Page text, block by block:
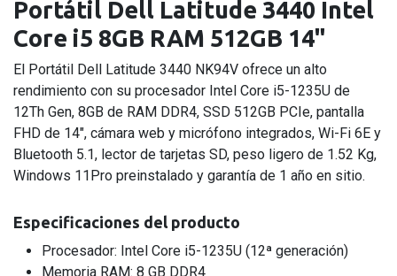
Portátil Dell Latitude 3440 Intel
Core i5 8GB RAM 512GB 14"
El Portátil Dell Latitude 3440 NK94V ofrece un alto
rendimiento con su procesador Intel Core i5-1235U de
12Th Gen, 8GB de RAM DDR4, SSD 512GB PCIe, pantalla
FHD de 14", cámara web y micrófono integrados, Wi-Fi 6E y
Bluetooth 5.1, lector de tarjetas SD, peso ligero de 1.52 Kg,
Windows 11Pro preinstalado y garantía de 1 año en sitio.
Especificaciones del producto
Procesador: Intel Core i5-1235U (12ª generación)
Memoria RAM: 8 GB DDR4